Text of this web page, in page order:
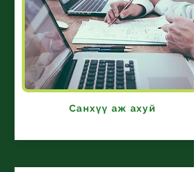
Санхүү аж ахуй